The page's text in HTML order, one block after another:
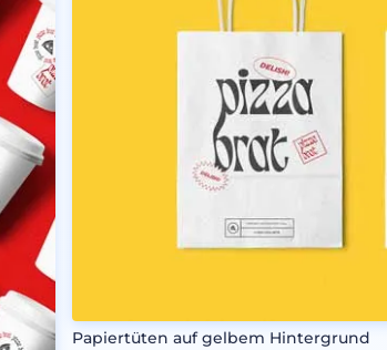
Papiertüten auf gelbem Hintergrund